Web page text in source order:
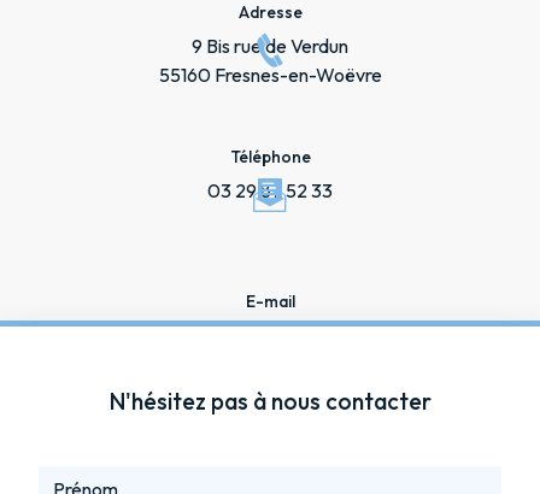
Adresse
9 Bis rue de Verdun
55160 Fresnes-en-Woëvre
Téléphone
03 29 87 52 33
E-mail
N'hésitez pas à nous contacter